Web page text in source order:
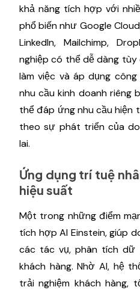
khả năng tích hợp với
phổ biến như Google
LinkedIn, Mailchimp,
nghiệp có thể dễ dàng tùy
làm việc và áp dụng
nhu cầu kinh doanh riêng
thể đáp ứng nhu cầu hiện
theo sự phát triển của
lai.
Ứng dụng trí tuệ
hiệu suất
Một trong những điểm
tích hợp AI Einstein, giúp
các tác vụ, phân tích dữ
khách hàng. Nhờ AI, hệ
trải nghiệm khách hàng,